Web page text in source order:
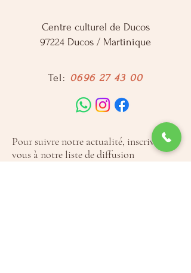
Centre culturel de Ducos
97224 Ducos / Martinique
Tel: 0696 27 43 00
Pour suivre notre actualité, inscrivez-
vous à notre liste de diffusion